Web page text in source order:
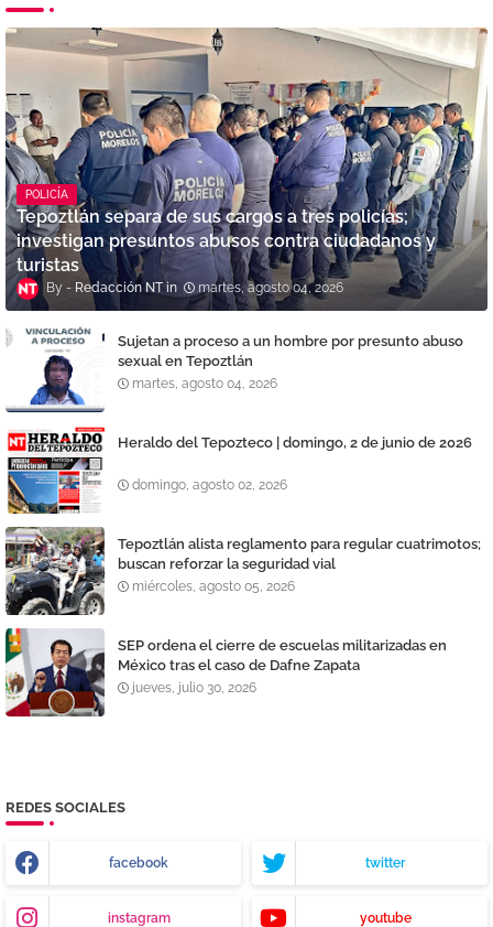
POLICÍA
Tepoztlán separa de sus cargos a tres policías;
investigan presuntos abusos contra ciudadanos y
turistas
Redacción NT martes, agosto 04, 2026
Sujetan a proceso a un hombre por presunto abuso
sexual en Tepoztlán
martes, agosto 04, 2026
Heraldo del Tepozteco | domingo, 2 de junio de 2026
domingo, agosto 02, 2026
Tepoztlán alista reglamento para regular cuatrimotos;
buscan reforzar la seguridad vial
miércoles, agosto 05, 2026
SEP ordena el cierre de escuelas militarizadas en
México tras el caso de Dafne Zapata
jueves, julio 30, 2026
REDES SOCIALES
facebook twitter
instagram youtube